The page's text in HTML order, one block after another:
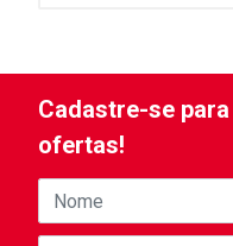
Cadastre-se
ofertas!